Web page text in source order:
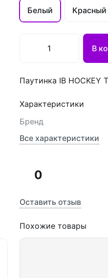
Белый
Красный
В
Паутинка IB HOCKEY
Характеристики
Бренд
Все характеристики
0
Оставить отзыв
Похожие товары